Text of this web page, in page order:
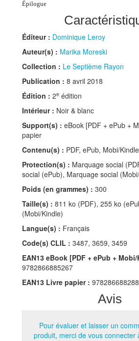
Épilogue
Éditeur : Dominique Leroy
Auteur(s) : Marika Moreski
Collection : Le Septième Rayon
Publication : 8 avril 2018
Édition : 2e édition
Intérieur : Noir & blanc
Support(s) : eBook [PDF + ePub +
papier
Contenu(s) : PDF, ePub, Mobi/Kindle
Protection(s) : Marquage social
social (ePub), Marquage social
Poids (en grammes) : 300
Taille(s) : 811 ko (PDF), 255 ko
(Mobi/Kindle)
Langue(s) : Français
Code(s) CLIL : 3487, 3659, 3459
EAN13 eBook [PDF + ePub +
9782866885267
EAN13 Livre papier :
Avis
Pour évaluer et laisser un
produit, merci de vous connecter